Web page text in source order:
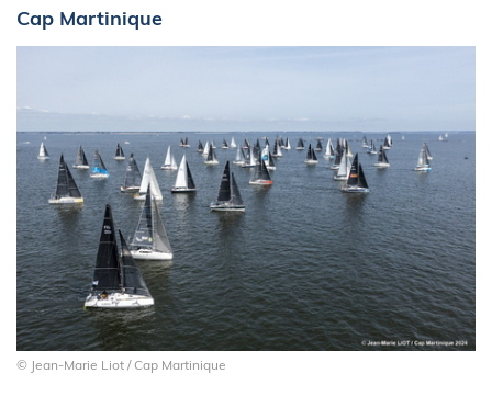
Cap Martinique
© Jean-Marie Liot / Cap Martinique